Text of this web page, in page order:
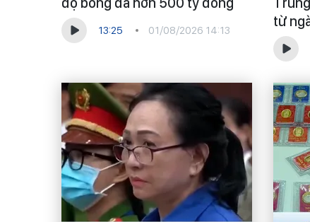
13:25 01/08/2026 14:13
từ